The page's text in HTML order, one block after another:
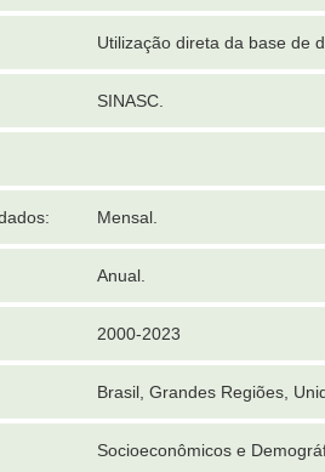
Utilização direta da base de
SINASC.
Mensal.
Anual.
2000-2023
Brasil, Grandes Regiões,
Socioeconômicos e